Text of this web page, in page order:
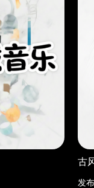
古
发